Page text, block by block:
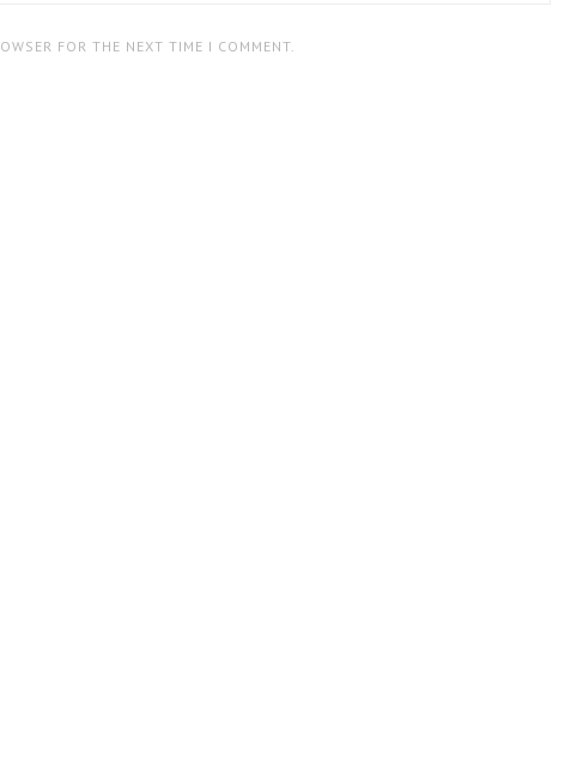
FOR THE NEXT TIME I COMMENT.